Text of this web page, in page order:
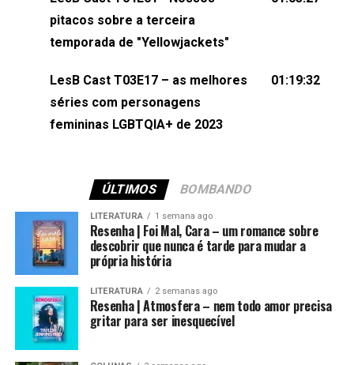
(⁠⁠⁠⁠@brunarfentanes⁠⁠⁠⁠) e Pollyelly FlorêncioEdição de
Naiady Machado
pitacos sobre a terceira
temporada de "Yellowjackets"
LesB Cast T03E17 – as melhores
séries com personagens
femininas LGBTQIA+ de 2023
01:19:32
ÚLTIMOS BOMBANDO
LITERATURA 1 semana ago
Resenha | Foi Mal, Cara – um romance sobre
descobrir que nunca é tarde para mudar a
própria história
LITERATURA 2 semanas ago
Resenha | Atmosfera – nem todo amor precisa
gritar para ser inesquecível